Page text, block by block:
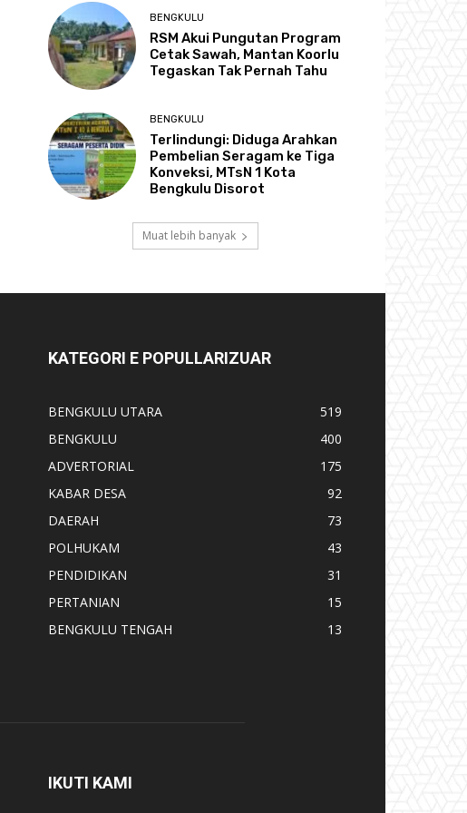
BENGKULU
RSM Akui Pungutan Program
Cetak Sawah, Mantan Koorlu
Tegaskan Tak Pernah Tahu
BENGKULU
Terlindungi: Diduga Arahkan
Pembelian Seragam ke Tiga
Konveksi, MTsN 1 Kota
Bengkulu Disorot
Muat lebih banyak
KATEGORI E POPULLARIZUAR
BENGKULU UTARA
519
BENGKULU
400
ADVERTORIAL
175
KABAR DESA
92
DAERAH
73
POLHUKAM
43
PENDIDIKAN
31
PERTANIAN
15
BENGKULU TENGAH
13
IKUTI KAMI